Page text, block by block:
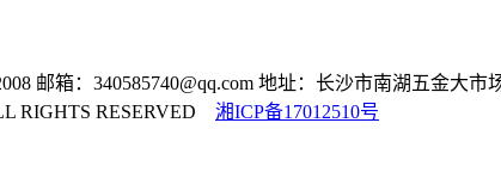
邮箱：340585740@qq.com 地址：长沙市南湖五金大市
RIGHTS RESERVED 湘ICP备17012510号